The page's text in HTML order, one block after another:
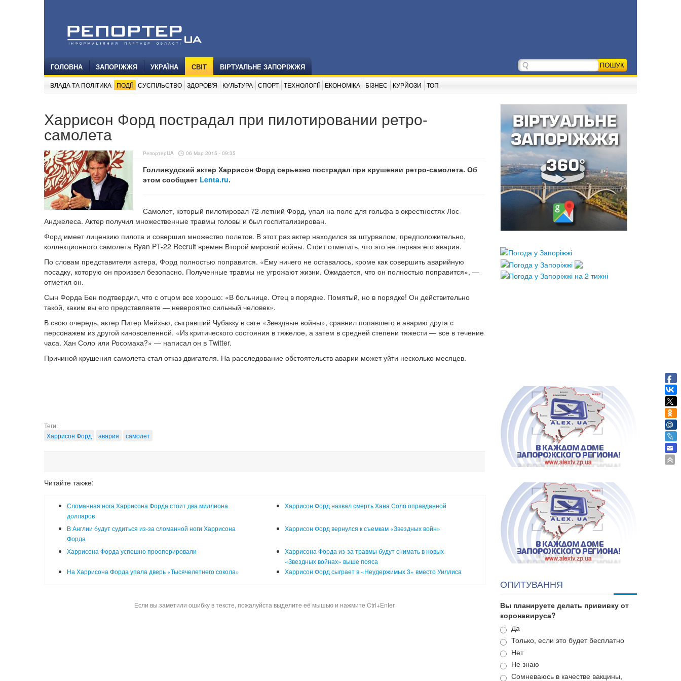
ГОЛОВНА ЗАПОРІЖЖЯ УКРАЇНА СВІТ ВІРТУАЛЬНЕ ЗАПОРІЖЖЯ
ВЛАДА ТА ПОЛІТИКА ПОДІЇ СУСПІЛЬСТВО ЗДОРОВ'Я КУЛЬТУРА СПОРТ ТЕХНОЛОГІЇ ЕКОНОМІКА БІЗНЕС КУРЙОЗИ ТОП
Харрисон Форд пострадал при пилотировании ретро-
самолета
РепортерUA 06 Мар 2015 - 09:35
Голливудский актер Харрисон Форд серьезно пострадал при крушении ретро-самолета. Об
этом сообщает Lenta.ru.
Самолет, который пилотировал 72-летний Форд, упал на поле для гольфа в окрестностях Лос-
Анджелеса. Актер получил множественные травмы головы и был госпитализирован.
Форд имеет лицензию пилота и совершил множество полетов. В этот раз актер находился за штурвалом, предположительно,
коллекционного самолета Ryan PT-22 Recruit времен Второй мировой войны. Стоит отметить, что это не первая его авария.
По словам представителя актера, Форд полностью поправится. «Ему ничего не оставалось, кроме как совершить аварийную
посадку, которую он произвел безопасно. Полученные травмы не угрожают жизни. Ожидается, что он полностью поправится», —
отметил он.
Сын Форда Бен подтвердил, что с отцом все хорошо: «В больнице. Отец в порядке. Помятый, но в порядке! Он действительно
такой, каким вы его представляете — невероятно сильный человек».
В свою очередь, актер Питер Мейхью, сыгравший Чубакку в саге «Звездные войны», сравнил попавшего в аварию друга с
персонажем из другой киновселенной. «Из критического состояния в тяжелое, а затем в средней степени тяжести — все в течение
часа. Хан Соло или Росомаха?» — написал он в Twitter.
Причиной крушения самолета стал отказ двигателя. На расследование обстоятельств аварии может уйти несколько месяцев.
Теги:
Харрисон Форд
авария самолет
Читайте также:
Сломанная нога Харрисона Форда стоит два миллиона
долларов
Харрисон Форд назвал смерть Хана Соло оправданной
В Англии будут судиться из-за сломанной ноги Харрисона
Форда
Харрисон Форд вернулся к съемкам «Звездных войн»
Харрисона Форда успешно прооперировали
Харрисона Форда из-за травмы будут снимать в новых
«Звездных войнах» выше пояса
На Харрисона Форда упала дверь «Тысячелетнего сокола»
Харрисон Форд сыграет в «Неудержимых 3» вместо Уиллиса
Если вы заметили ошибку в тексте, пожалуйста выделите её мышью и нажмите Ctrl+Enter
ОПИТУВАННЯ
Вы планируете делать прививку от
коронавируса?
Варианты
Да
Только, если это будет бесплатно
Нет
Не знаю
Сомневаюсь в качестве вакцины,